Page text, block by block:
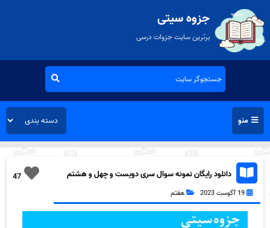
جزوه سیتی
برترین سایت جزوات درسی
منو
47
دانلود رایگان نمونه سوال سری دویست و چهل و هشتم
زبان انگلیسی هفتم به همراه pdf 19 آگوست 2023 هفتم